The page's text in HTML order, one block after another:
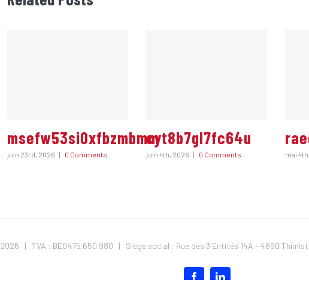
msefw53si0xfbzmbmm
juin 23rd, 2026 | 0 Comments
cyt8b7gl7fc64u
juin 4th, 2026 | 0 Comments mai
2026 | TVA : BE0475.650.980 | Siège social : Rue des 3 Entités 14A - 4890
FacebookLinkedIn